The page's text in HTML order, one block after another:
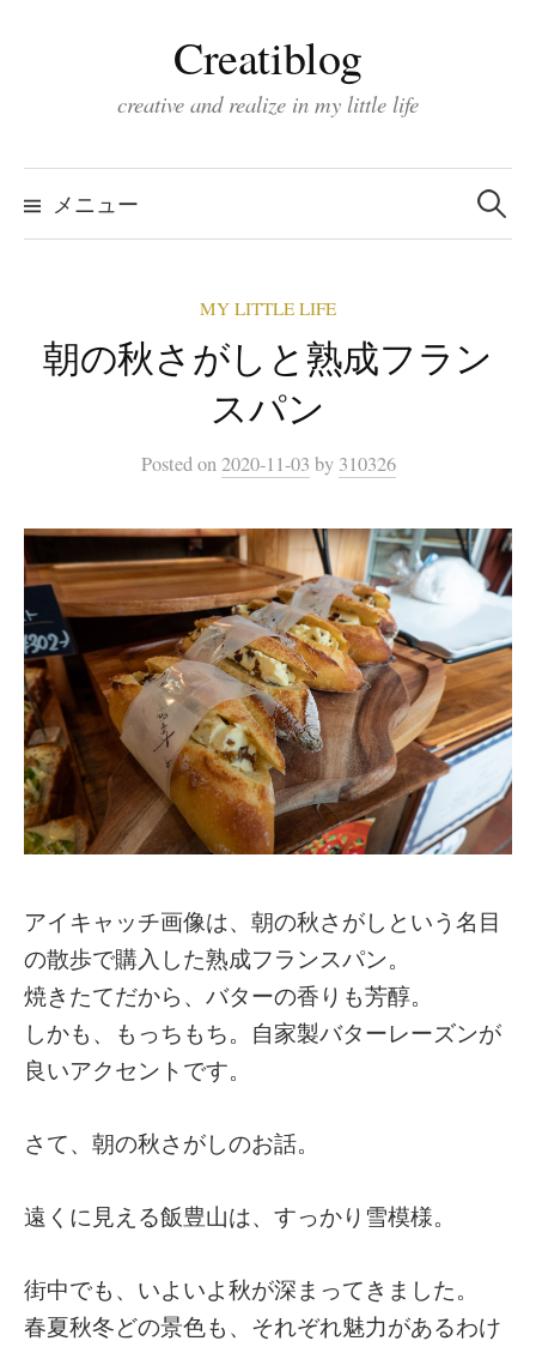
ツ
へ
ス
プ
Creatiblog
creative and realize in my little life
メニュー
検
索:
MY LITTLE LIFE
朝の秋さがしと熟成フラン
スパン
Postedon2020-11-03 by 310326
アイキャッチ画像は、朝の秋さがしという名目
の散歩で購入した熟成フランスパン。
焼きたてだから、バターの香りも芳醇。
しかも、もっちもち。自家製バターレーズンが
良いアクセントです。
さて、朝の秋さがしのお話。
遠くに見える飯豊山は、すっかり雪模様。
街中でも、いよいよ秋が深まってきました。
春夏秋冬どの景色も、それぞれ魅力があるわけ